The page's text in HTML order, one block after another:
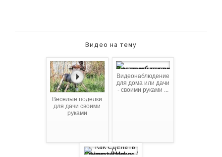
Видео на тему
Веселые поделки
для дачи своими
руками
Видеонаблюдение
для дома или дачи
- своими руками ...